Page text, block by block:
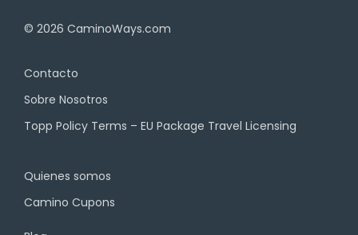
© 2026 CaminoWays.com
Contacto
Sobre Nosotros
Topp Policy Terms – EU Package Travel Licensing
Quienes somos
Camino Cupons